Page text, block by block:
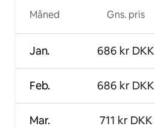
Måned
Jan.
Feb.
Mar.
Gns. pris
686 kr DKK
686 kr DKK
711 kr DKK